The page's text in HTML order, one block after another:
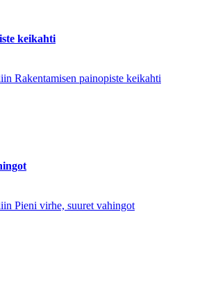
keikahti
Rakentamisen painopiste keikahti
Pieni virhe, suuret vahingot